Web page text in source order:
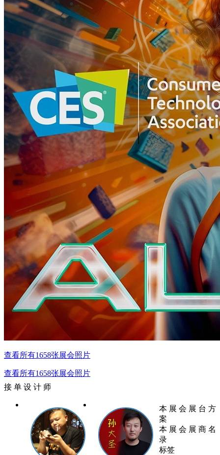
查看所有1658张展会照片
查看所有1658张展会照片
接 单 设 计 师
本 展 会 展 台 方
案
本 展 会 展 商 名
录
标签